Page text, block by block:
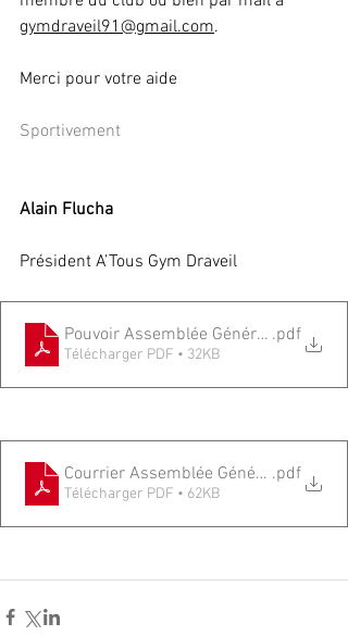
gymdraveil91@gmail.com.
Merci pour votre aide
Sportivement
Alain Flucha
Président A’Tous Gym Draveil
Pouvoir Assemblée Générale.pdf
Télécharger PDF • 32KB
Courrier Assemblée Générale 2024
.pdf
Télécharger PDF • 62KB